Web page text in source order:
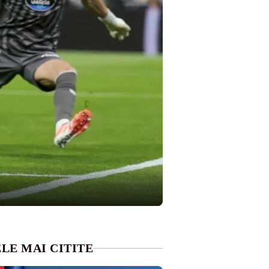
MAI CITITE